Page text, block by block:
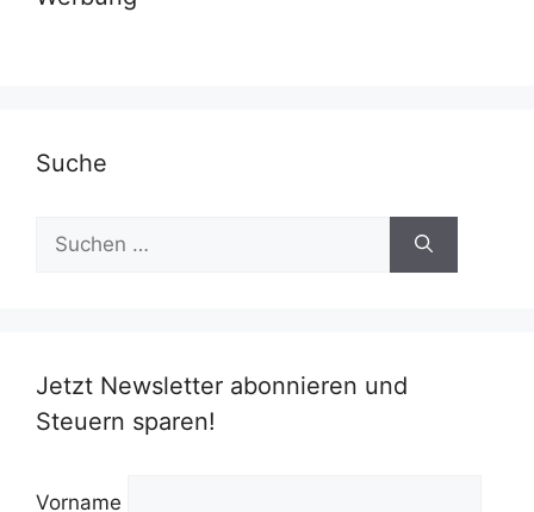
Suche
nach:
Jetzt Newsletter abonnieren und
Steuern sparen!
Vorname